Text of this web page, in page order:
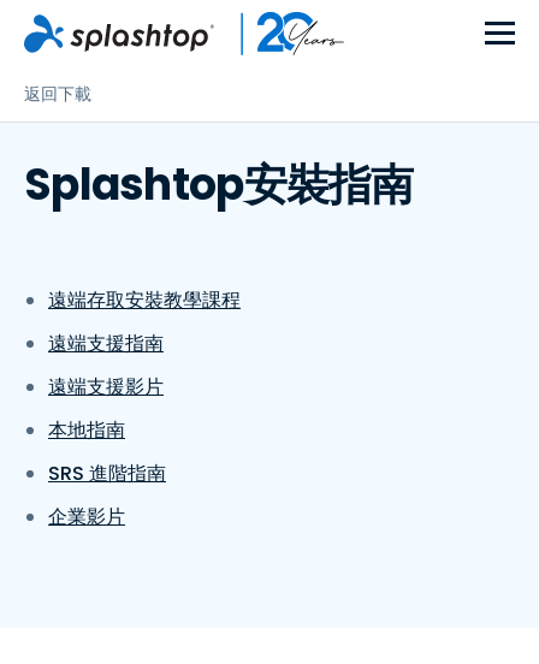
返回下載
Splashtop安裝指南
遠端存取安裝教學課程
遠端支援指南
遠端支援影片
本地指南
SRS 進階指南
企業影片